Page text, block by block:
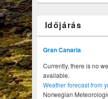
Időjárás
Gran Canaria
Currently, there is no
available.
Weather forecast from
Norwegian